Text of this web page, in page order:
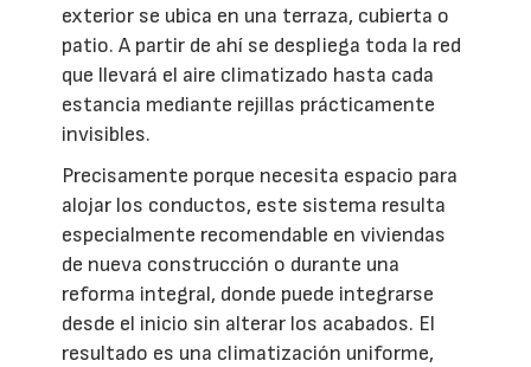
exterior se ubica en una terraza, cubierta o
patio. A partir de ahí se despliega toda la red
que llevará el aire climatizado hasta cada
estancia mediante rejillas prácticamente
invisibles.
Precisamente porque necesita espacio para
alojar los conductos, este sistema resulta
especialmente recomendable en viviendas
de nueva construcción o durante una
reforma integral, donde puede integrarse
desde el inicio sin alterar los acabados. El
resultado es una climatización uniforme,